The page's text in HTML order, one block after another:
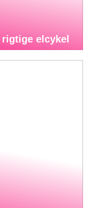
elcykel